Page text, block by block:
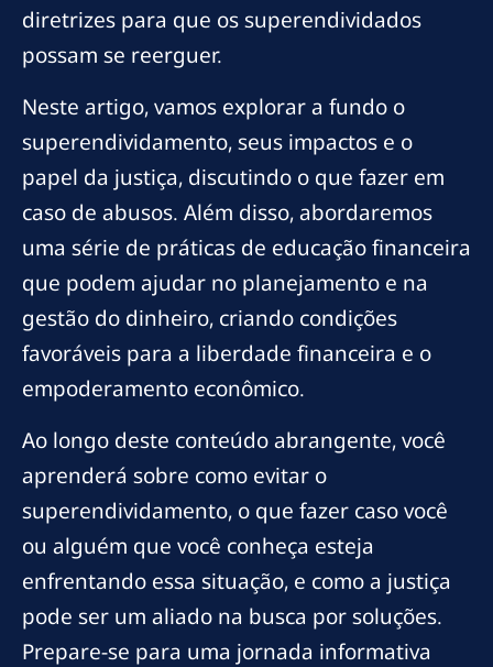
diretrizes para que os superendividados
possam se reerguer.
Neste artigo, vamos explorar a fundo o
superendividamento, seus impactos e o
papel da justiça, discutindo o que fazer em
caso de abusos. Além disso, abordaremos
uma série de práticas de educação financeira
que podem ajudar no planejamento e na
gestão do dinheiro, criando condições
favoráveis para a liberdade financeira e o
empoderamento econômico.
Ao longo deste conteúdo abrangente, você
aprenderá sobre como evitar o
superendividamento, o que fazer caso você
ou alguém que você conheça esteja
enfrentando essa situação, e como a justiça
pode ser um aliado na busca por soluções.
Prepare-se para uma jornada informativa